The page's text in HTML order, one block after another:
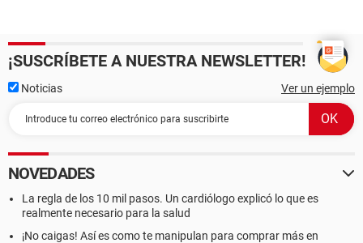
¡SUSCRÍBETE A NUESTRA NEWSLETTER!
Noticias Ver un ejemplo
NOVEDADES
La regla de los 10 mil pasos. Un cardiólogo explicó lo que es
realmente necesario para la salud
¡No caigas! Así es como te manipulan para comprar más en